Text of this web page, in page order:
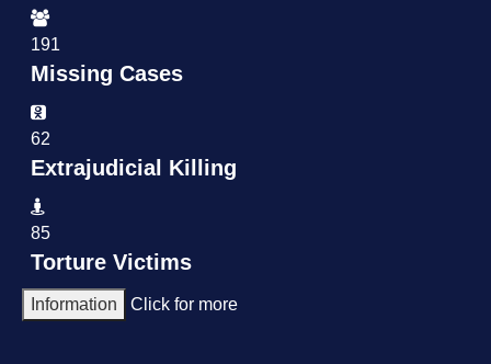
191
Missing Cases
62
Extrajudicial Killing
85
Torture Victims
Click for more
Information